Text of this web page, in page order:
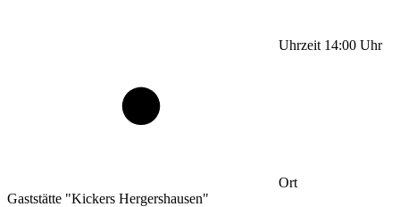
Uhrzeit 14:00 Uhr
Ort
Gaststätte "Kickers Hergershausen"